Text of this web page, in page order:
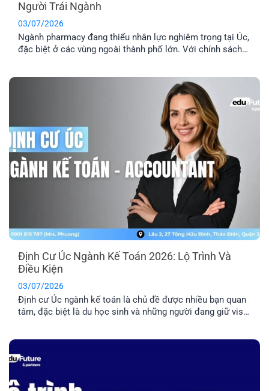
Người Trái Ngành
03/07/2026
Ngành pharmacy đang thiếu nhân lực nghiêm trọng tại Úc,
đặc biệt ở các vùng ngoài thành phố lớn. Với chính sách
đang học ngành Dược, người trái ngành hoặc chưa [...]
Định Cư Úc Ngành Kế Toán 2026: Lộ Trình Và
Điều Kiện
03/07/2026
Định cư Úc ngành kế toán là chủ đề được nhiều bạn quan
tâm, đặc biệt là du học sinh và những người đang giữ visa